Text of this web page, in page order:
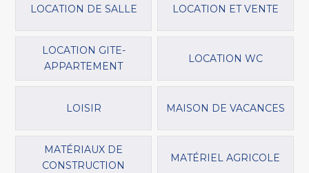
LOCATION DE SALLE LOCATION ET VENTE
LOCATION GITE-
APPARTEMENT
LOCATION WC
LOISIR MAISON DE VACANCES
MATÉRIAUX DE
CONSTRUCTION
MATÉRIEL AGRICOLE